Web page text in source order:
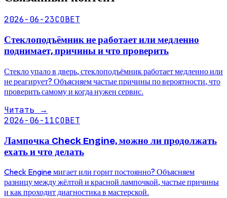
2026-06-23СОВЕТ
Стеклоподъёмник не работает или медленно
поднимает, причины и что проверить
Стекло упало в дверь, стеклоподъёмник работает медленно или
не реагирует? Объясняем частые причины по вероятности, что
проверить самому и когда нужен сервис.
Читать →
2026-06-11СОВЕТ
Лампочка Check Engine, можно ли продолжать
ехать и что делать
Check Engine мигает или горит постоянно? Объясняем
разницу между жёлтой и красной лампочкой, частые причины
и как проходит диагностика в мастерской.